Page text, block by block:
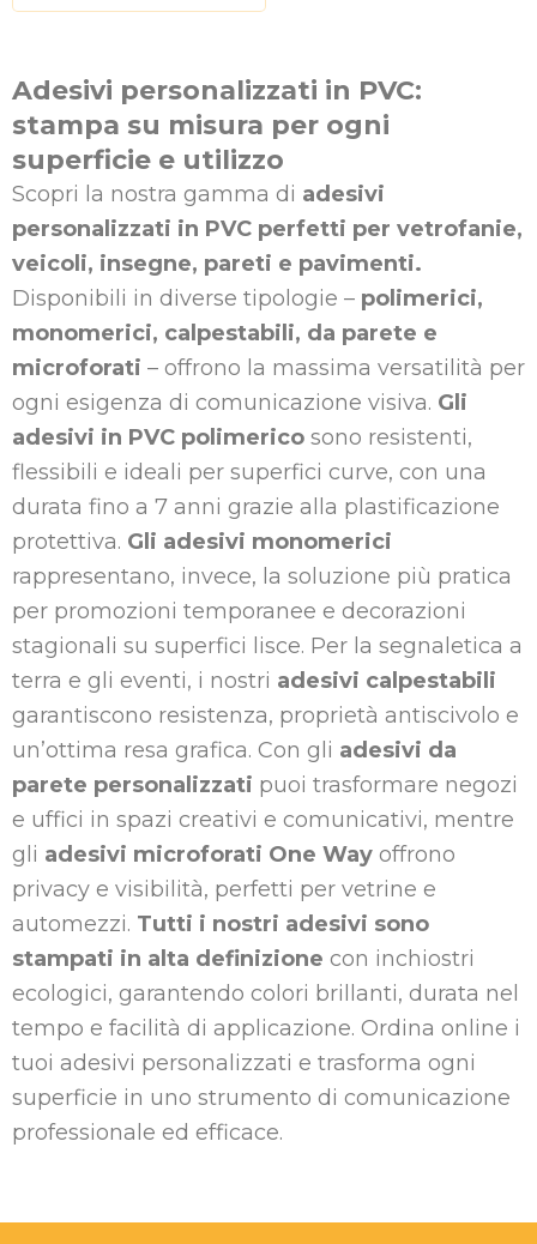
Adesivi personalizzati in PVC:
stampa su misura per ogni
superficie e utilizzo
Scopri la nostra gamma di adesivi
personalizzati in PVC perfetti per vetrofanie,
veicoli, insegne, pareti e pavimenti.
Disponibili in diverse tipologie – polimerici,
monomerici, calpestabili, da parete e
microforati – offrono la massima versatilità per
ogni esigenza di comunicazione visiva. Gli
adesivi in PVC polimerico sono resistenti,
flessibili e ideali per superfici curve, con una
durata fino a 7 anni grazie alla plastificazione
protettiva. Gli adesivi monomerici
rappresentano, invece, la soluzione più pratica
per promozioni temporanee e decorazioni
stagionali su superfici lisce. Per la segnaletica a
terra e gli eventi, i nostri adesivi calpestabili
garantiscono resistenza, proprietà antiscivolo e
un’ottima resa grafica. Con gli adesivi da
parete personalizzati puoi trasformare negozi
e uffici in spazi creativi e comunicativi, mentre
gli adesivi microforati One Way offrono
privacy e visibilità, perfetti per vetrine e
automezzi. Tutti i nostri adesivi sono
stampati in alta definizione con inchiostri
ecologici, garantendo colori brillanti, durata nel
tempo e facilità di applicazione. Ordina online i
tuoi adesivi personalizzati e trasforma ogni
superficie in uno strumento di comunicazione
professionale ed efficace.